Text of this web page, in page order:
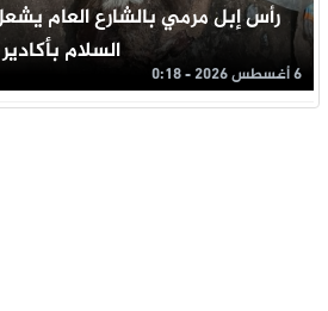
رأس إبل مرمي بالشارع العام
السلام بأكادير
6 أغسطس 2026 - 0:18